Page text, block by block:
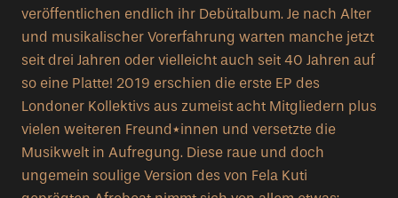
veröffentlichen endlich ihr Debütalbum. Je nach Alter
und musikalischer Vorerfahrung warten manche jetzt
seit drei Jahren oder vielleicht auch seit 40 Jahren auf
so eine Platte! 2019 erschien die erste EP des
Londoner Kollektivs aus zumeist acht Mitgliedern plus
vielen weiteren Freund*innen und versetzte die
Musikwelt in Aufregung. Diese raue und doch
ungemein soulige Version des von Fela Kuti